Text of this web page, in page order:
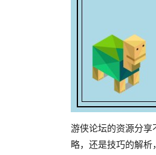
游侠论坛的资源分享
略，还是技巧的解